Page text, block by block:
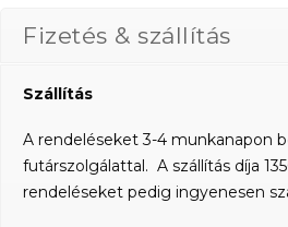
Fizetés & szállítás
Szállítás
A rendeléseket 3-4 munkanapon
futárszolgálattal. A szállítás díja
rendeléseket pedig ingyenesen